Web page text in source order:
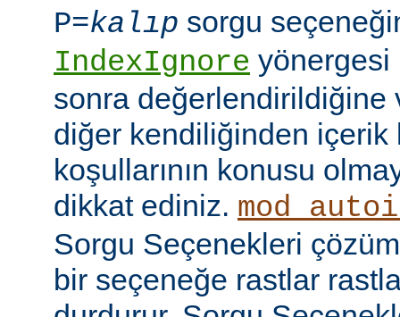
P=kalıp sorgu
IndexIgnore yönergesi
sonra değerlendirildiğine
diğer kendiliğinden içerik
koşullarının konusu
dikkat ediniz.
Sorgu Seçenekleri
bir seçeneğe rastlar